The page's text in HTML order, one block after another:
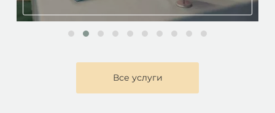
Все услуги